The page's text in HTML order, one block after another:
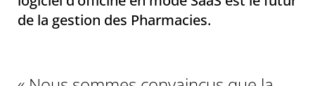
de la gestion des Pharmacies.